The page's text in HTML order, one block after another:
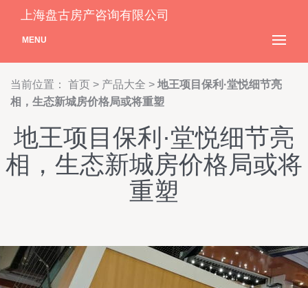
上海盘古房产咨询有限公司
MENU
当前位置： 首页 > 产品大全 > 地王项目保利·堂悦细节亮
相，生态新城房价格局或将重塑
地王项目保利·堂悦细节亮
相，生态新城房价格局或将
重塑